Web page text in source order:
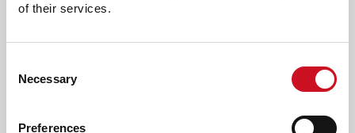
of their services.
Selection
Necessary
Preferences